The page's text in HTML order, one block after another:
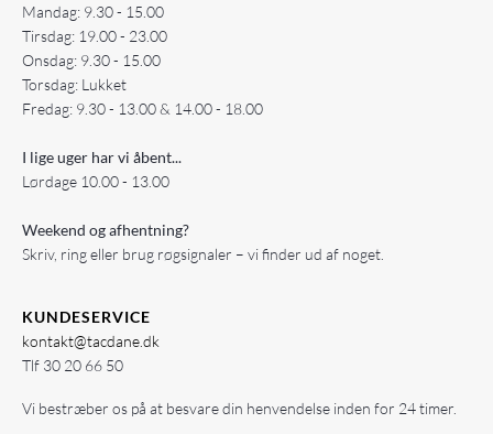
Mandag: 9.30 - 15.00
Tirsdag: 19.00 - 23.00
Onsdag: 9.30 - 15.00
Torsdag: Lukket
Fredag: 9.30 - 13.00 & 14.00 - 18.00
I lige uger har vi åbent...
Lørdage 10.00 - 13.00
Weekend og afhentning?
Skriv, ring eller brug røgsignaler – vi finder ud af noget.
KUNDESERVICE
kontakt@tacdane.dk
Tlf 30 20 66 50
Vi bestræber os på at besvare din henvendelse inden for 24 timer.